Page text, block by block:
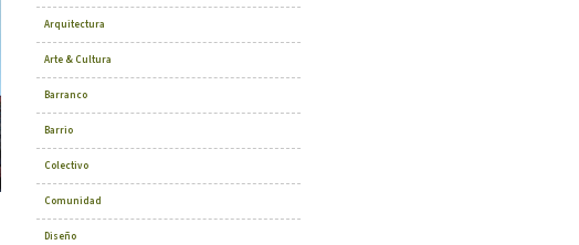
Arquitectura
Arte & Cultura
Barranco
Barrio
Colectivo
Comunidad
Diseño